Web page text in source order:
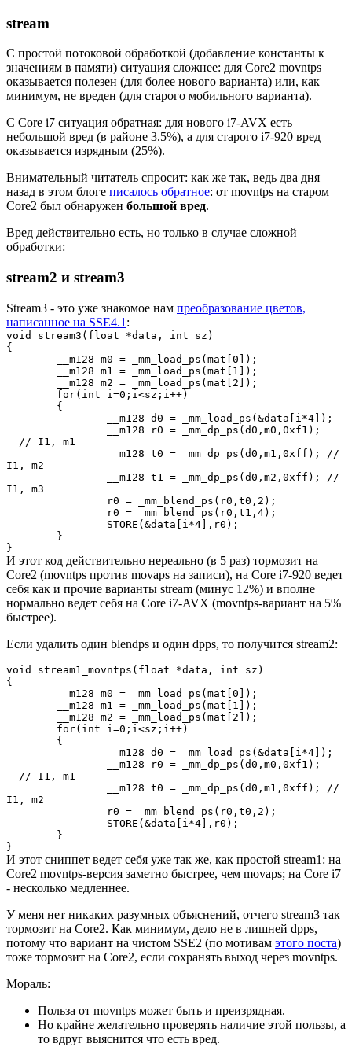
stream
С простой потоковой обработкой (добавление константы к
значениям в памяти) ситуация сложнее: для Core2 movntps
оказывается полезен (для более нового варианта) или, как
минимум, не вреден (для старого мобильного варианта).
С Core i7 ситуация обратная: для нового i7-AVX есть
небольшой вред (в районе 3.5%), а для старого i7-920 вред
оказывается изрядным (25%).
Внимательный читатель спросит: как же так, ведь два дня
назад в этом блоге писалось обратное: от movntps на старом
Core2 был обнаружен большой вред.
Вред действительно есть, но только в случае сложной
обработки:
stream2 и stream3
Stream3 - это уже знакомое нам преобразование цветов,
написанное на SSE4.1 :
void stream3(float *data, int sz)
{
__m128 m0 = _mm_load_ps(mat[0]);
__m128 m1 = _mm_load_ps(mat[1]);
__m128 m2 = _mm_load_ps(mat[2]);
for(int i=0;i<sz;i++)
{
__m128 d0 = _mm_load_ps(&data[i*4]);
__m128 r0 = _mm_dp_ps(d0,m0,0xf1);
// I1, m1
__m128 t0 = _mm_dp_ps(d0,m1,0xff); //
I1, m2
__m128 t1 = _mm_dp_ps(d0,m2,0xff); //
I1, m3
r0 = _mm_blend_ps(r0,t0,2);
r0 = _mm_blend_ps(r0,t1,4);
STORE(&data[i*4],r0);
}
}
И этот код действительно нереально (в 5 раз) тормозит на
Core2 (movntps против movaps на записи), на Core i7-920 ведет
себя как и прочие варианты stream (минус 12%) и вполне
нормально ведет себя на Core i7-AVX (movntps-вариант на 5%
быстрее).
Если удалить один blendps и один dpps, то получится stream2:
void stream1_movntps(float *data, int sz)
{
__m128 m0 = _mm_load_ps(mat[0]);
__m128 m1 = _mm_load_ps(mat[1]);
__m128 m2 = _mm_load_ps(mat[2]);
for(int i=0;i<sz;i++)
{
__m128 d0 = _mm_load_ps(&data[i*4]);
__m128 r0 = _mm_dp_ps(d0,m0,0xf1);
// I1, m1
__m128 t0 = _mm_dp_ps(d0,m1,0xff); //
I1, m2
r0 = _mm_blend_ps(r0,t0,2);
STORE(&data[i*4],r0);
}
}
И этот сниппет ведет себя уже так же, как простой stream1: на
Core2 movntps-версия заметно быстрее, чем movaps; на Core i7
- несколько медленнее.
У меня нет никаких разумных объяснений, отчего stream3 так
тормозит на Core2. Как минимум, дело не в лишней dpps,
потому что вариант на чистом SSE2 (по мотивам этого поста)
тоже тормозит на Core2, если сохранять выход через movntps.
Мораль:
Польза от movntps может быть и преизрядная.
Но крайне желательно проверять наличие этой пользы, а
то вдруг выяснится что есть вред.